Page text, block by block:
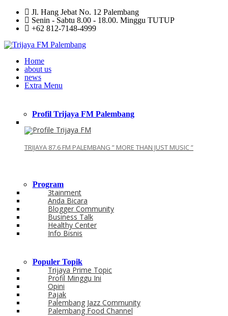
Jl. Hang Jebat No. 12 Palembang
Senin - Sabtu 8.00 - 18.00. Minggu TUTUP
+62 812-7148-4999
Home
about us
news
Extra Menu
Profil Trijaya FM Palembang
TRIJAYA 87.6 FM PALEMBANG ” MORE THAN JUST MUSIC ”
Program
3tainment
Anda Bicara
Blogger Community
Business Talk
Healthy Center
Info Bisnis
Populer Topik
Trijaya Prime Topic
Profil Minggu Ini
Opini
Pajak
Palembang Jazz Community
Palembang Food Channel